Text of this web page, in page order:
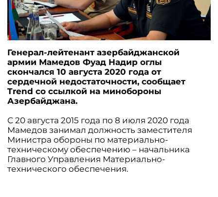
Генерал-лейтенант азербайджанской
армии Мамедов Фуад Надир оглы
скончался 10 августа 2020 года от
сердечной недостаточности, сообщает
Trend со ссылкой на минобороны
Азербайджана.
С 20 августа 2015 года по 8 июля 2020 года
Мамедов занимал должность заместителя
Министра обороны по материально-
техническому обеспечению – начальника
Главного Управления Материально-
технического обеспечения.